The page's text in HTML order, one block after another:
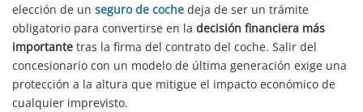
elección de un seguro de coche deja de ser un trámite
obligatorio para convertirse en la decisión financiera más
importante tras la firma del contrato del coche. Salir del
concesionario con un modelo de última generación exige una
protección a la altura que mitigue el impacto económico de
cualquier imprevisto.